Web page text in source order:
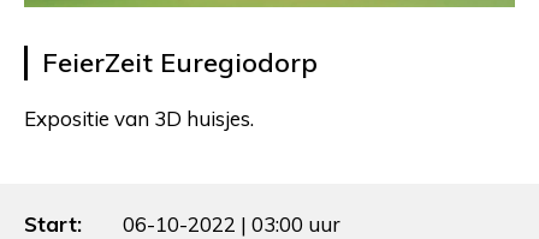
FeierZeit Euregiodorp
Expositie van 3D huisjes.
Start:
06-10-2022 | 03:00 uur